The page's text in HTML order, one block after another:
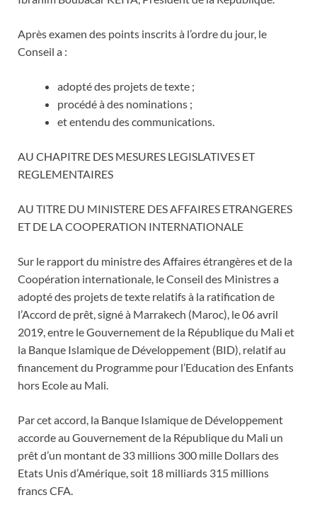
Après examen des points inscrits à l’ordre du jour, le
Conseil a :
adopté des projets de texte ;
procédé à des nominations ;
et entendu des communications.
AU CHAPITRE DES MESURES LEGISLATIVES ET
REGLEMENTAIRES
AU TITRE DU MINISTERE DES AFFAIRES ETRANGERES
ET DE LA COOPERATION INTERNATIONALE
Sur le rapport du ministre des Affaires étrangères et de la
Coopération internationale, le Conseil des Ministres a
adopté des projets de texte relatifs à la ratification de
l’Accord de prêt, signé à Marrakech (Maroc), le 06 avril
2019, entre le Gouvernement de la République du Mali et
la Banque Islamique de Développement (BID), relatif au
financement du Programme pour l’Education des Enfants
hors Ecole au Mali.
Par cet accord, la Banque Islamique de Développement
accorde au Gouvernement de la République du Mali un
prêt d’un montant de 33 millions 300 mille Dollars des
Etats Unis d’Amérique, soit 18 milliards 315 millions
francs CFA.